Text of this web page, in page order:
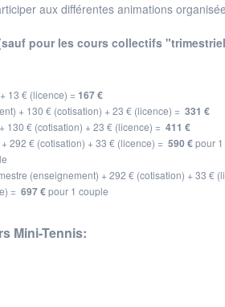
aux différentes animations
pour les cours collectifs
13 € (licence) = 167 €
+ 130 € (cotisation) + 23 € (licence) = 331 €
€ (cotisation) + 23 € (licence) = 411 €
292 € (cotisation) + 33 € (licence) = 590 €pour
(enseignement) + 292 € (cotisation) + 33 €
= 697 €pour 1 couple
Mini-Tennis: